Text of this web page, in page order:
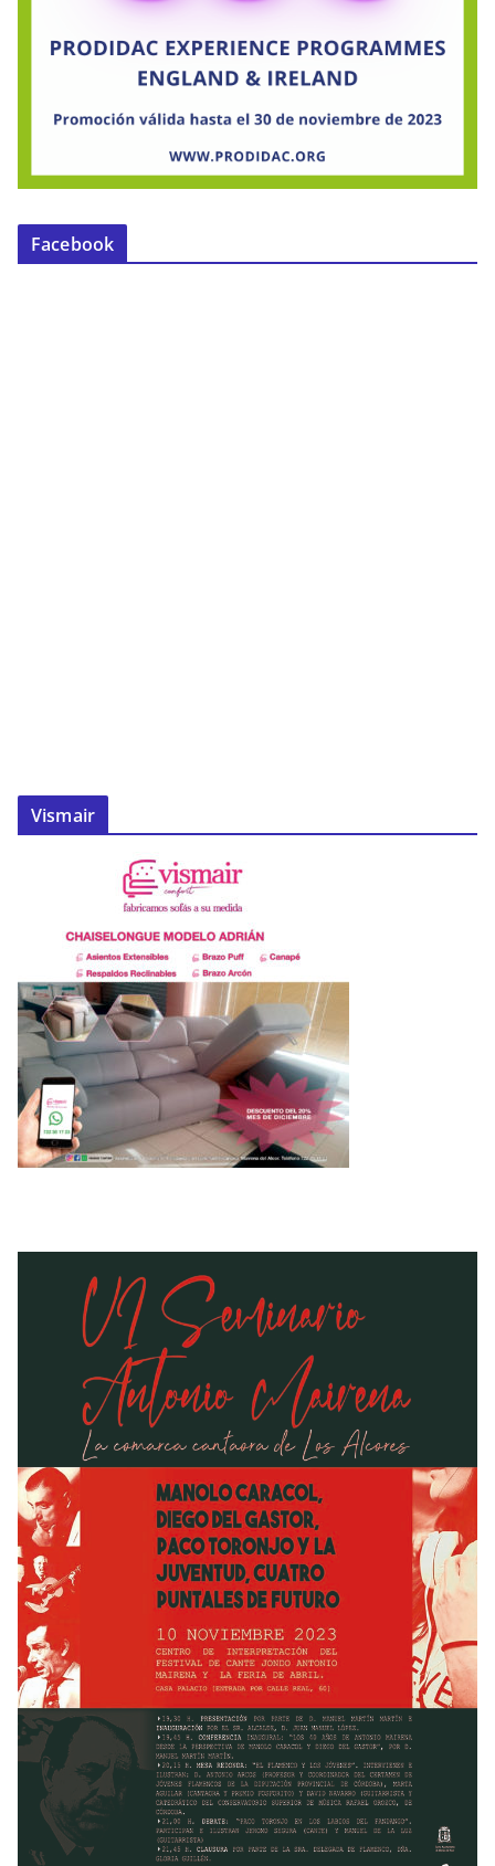
Facebook
Vismair